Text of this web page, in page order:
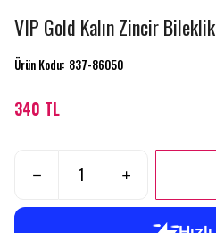
VIP Gold Kalın Zincir Bileklik
Ürün Kodu: 837-86050
340 TL